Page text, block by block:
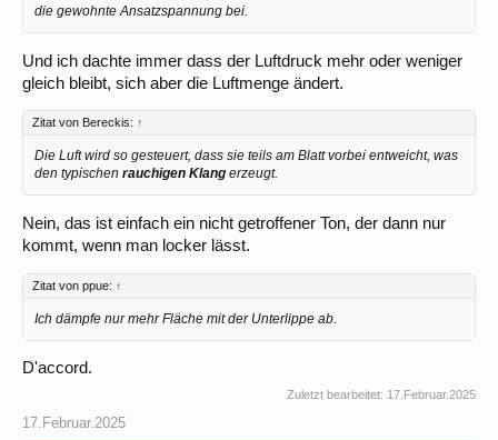
die gewohnte Ansatzspannung bei.
Und ich dachte immer dass der Luftdruck mehr oder weniger
gleich bleibt, sich aber die Luftmenge ändert.
Zitat von Bereckis: ↑
Die Luft wird so gesteuert, dass sie teils am Blatt vorbei entweicht, was
den typischen rauchigen Klang erzeugt.
Nein, das ist einfach ein nicht getroffener Ton, der dann nur
kommt, wenn man locker lässt.
Zitat von ppue: ↑
Ich dämpfe nur mehr Fläche mit der Unterlippe ab.
D'accord.
Zuletzt bearbeitet: 17.Februar.2025
17.Februar.2025